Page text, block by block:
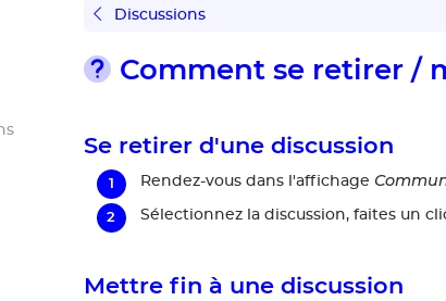
Discussions
Comment se retirer /
Se retirer d'une discussion
Rendez-vous dans l'affichage
Sélectionnez la discussion, faites un
Mettre fin à une discussion